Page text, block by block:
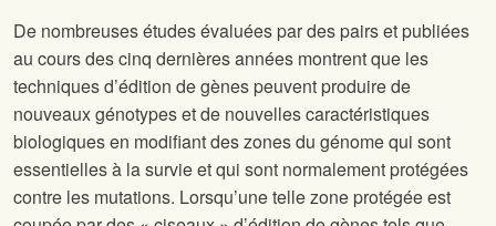
De nombreuses études évaluées par des pairs et publiées
au cours des cinq dernières années montrent que les
techniques d’édition de gènes peuvent produire de
nouveaux génotypes et de nouvelles caractéristiques
biologiques en modifiant des zones du génome qui sont
essentielles à la survie et qui sont normalement protégées
contre les mutations. Lorsqu’une telle zone protégée est